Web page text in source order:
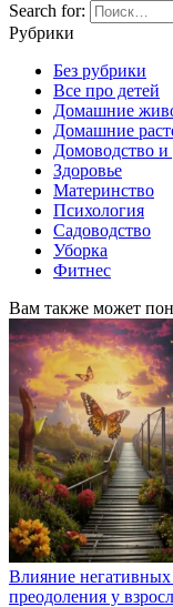
Search for:
Рубрики
Без рубрики
Все про детей
Домашние
Домашние
Домоводство и
Здоровье
Материнство
Психология
Садоводство
Уборка
Фитнес
Вам также может
Влияние
преодоления у